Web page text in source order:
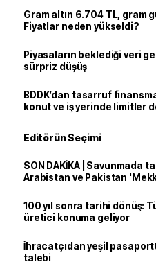
Gram altın 6.704 TL, gram
Fiyatlar neden yükseldi?
Piyasaların beklediği veri
sürpriz düşüş
BDDK’dan tasarruf
konut ve iş yerinde limitler
Editörün Seçimi
SON DAKİKA | Savunmada
Arabistan ve Pakistan
100 yıl sonra tarihi dönüş:
üretici konuma geliyor
İhracatçıdan yeşil
talebi